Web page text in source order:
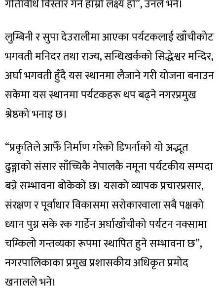
गतिविधि विस्तार गर्ने हाम्रो लक्ष्य हो”, उनले भने।
लुम्बिनी र सुपा देउरालीमा आएका पर्यटकलाई खाँचीकोट
भगवती मनिदर तथा राज्य, सन्धिखर्कको सिद्धेश्वर मन्दिर,
अर्घा भगवती हुँदै यस स्थानमा लैजाने गरी योजना बनाउन
सकेमा यस स्थानमा पर्यटकहरू थप बढ्ने नगरप्रमुख
श्रेष्ठको भनाइ छ।
“प्रकृतिले आफैँ निर्माण गरेको डिभर्नाको यो अद्भूत
ढुङ्गाको संसार साँच्चिकै नेपालकै नमूना पर्यटकीय सम्पदा
बन्ने सम्भावना बोकेको छ। यसको व्यापक प्रचारप्रसार,
संरक्षण र पूर्वाधार विकासमा सरोकारवाला सबै पक्षको
ध्यान पुग्न सके रक गार्डेन अर्घाखाँचीको पर्यटन नक्सामा
चम्किलो गन्तव्यका रूपमा स्थापित हुने सम्भावना छ”,
नगरपालिकाका प्रमुख प्रशासकीय अधिकृत प्रमोद
खनालले भने।